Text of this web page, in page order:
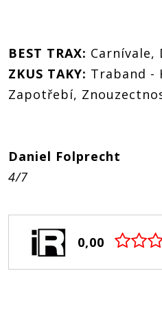
BEST TRAX: Carnívale,
ZKUS TAKY: Traband -
Zapotřebí,
Daniel Folprecht
4/7
0,00